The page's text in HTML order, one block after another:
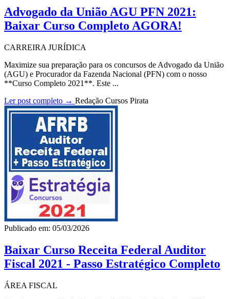
Advogado da União AGU PFN 2021:
Baixar Curso Completo AGORA!
CARREIRA JURÍDICA
Maximize sua preparação para os concursos de Advogado da União
(AGU) e Procurador da Fazenda Nacional (PFN) com o nosso
**Curso Completo 2021**. Este ...
Ler post completo → Redação Cursos Pirata
Publicado em: 05/03/2026
Baixar Curso Receita Federal Auditor
Fiscal 2021 - Passo Estratégico Completo
ÁREA FISCAL